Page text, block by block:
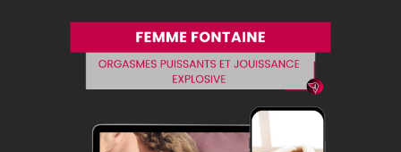
Avoir un rapport sexuel sans désir, c’est quelque chose
que nous les femmes, nous faisons quelquefois. Parfois,